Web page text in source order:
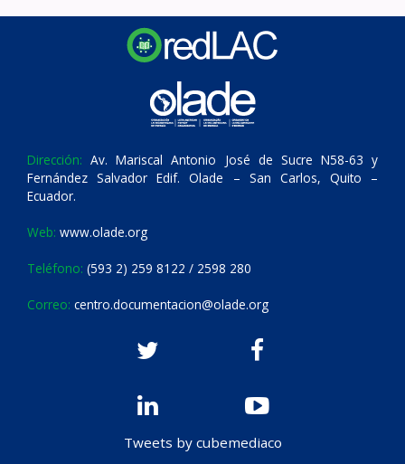
Dirección: Av. Mariscal Antonio José de Sucre N58-63 y
Fernández Salvador Edif. Olade – San Carlos, Quito –
Ecuador.
Web: www.olade.org
Teléfono: (593 2) 259 8122 / 2598 280
Correo: centro.documentacion@olade.org
Tweets by cubemediaco